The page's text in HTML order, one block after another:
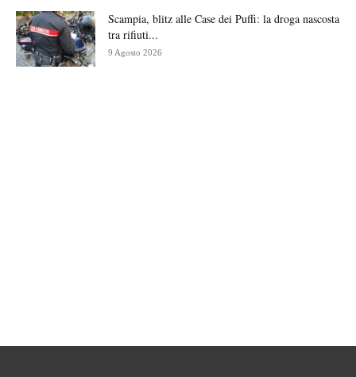
Scampia, blitz alle Case dei Puffi: la droga nascosta
tra rifiuti...
9 Agosto 2026